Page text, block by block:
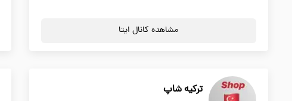
مشاهده کانال ایتا
ترکیه شاپ